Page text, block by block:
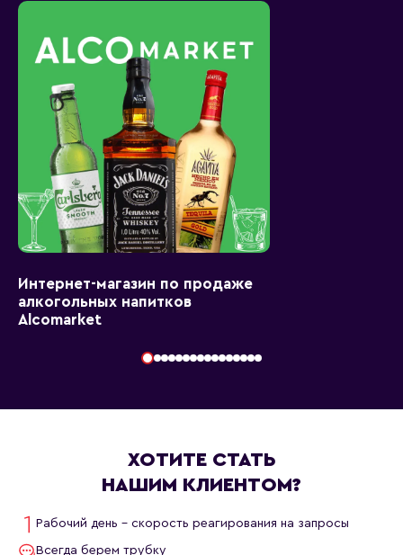
Интернет-магазин по продаже
алкогольных напитков
Alcomarket
ХОТИТЕ СТАТЬ
НАШИМ КЛИЕНТОМ?
Рабочий день - скорость реагирования на запросы
Всегда берем трубку